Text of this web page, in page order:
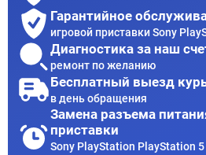
Гарантийное
игровой приставки Sony
Диагностика за наш
ремонт по желанию
Бесплатный выезд
в день обращения
Замена разъема
приставки
Sony PlayStation PlayStation 5